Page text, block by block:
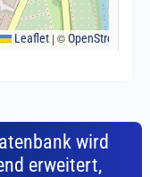
wird
erweitert,